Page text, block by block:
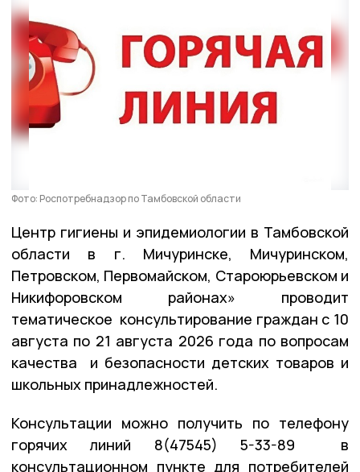
Фото: Роспотребнадзор по Тамбовской области
Центр гигиены и эпидемиологии в Тамбовской
области в г. Мичуринске, Мичуринском,
Петровском, Первомайском, Староюрьевском и
Никифоровском районах» проводит
тематическое консультирование граждан с 10
августа по 21 августа 2026 года по вопросам
качества и безопасности детских товаров и
школьных принадлежностей.
Консультации можно получить по телефону
горячих линий 8(47545) 5-33-89 в
консультационном пункте для потребителей